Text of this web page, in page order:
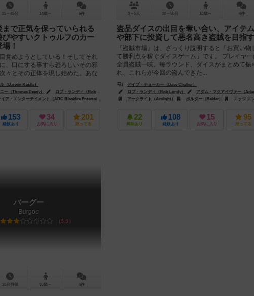
25～45分 14歳～ 6件
まで正気を保っていられる
びやすいクトゥルフのカー
！
覚めようとしている！そしてそれ
、口にする事すら恐ろしいその邪
々とその正体を現し始めた。あな
を保っていられるだろ...
（Darwin Kastle）
ー（Thomas Deeny）
ロブ・ランディ（Rob Lundy）
アダム・マクアイヴァー（Adam P. McIver）
・エンターテイメント（ADC Blackfire Entertainment）
アークライト（Arclight） アステリオン・プレス（Asterion
153
経験あり
34
お気に入り
201
持ってる
3～5人 30～50分 10歳～ 4件
盗品ダイスの出目を奪い合い、アイテム
や部下に投資して悪名高き盗賊を目指す
『盗賊市場』は、ざっくり説明すると「お買い物
て勝利点を稼ぐダイスゲーム」です。 プレイヤー
全員盗賊一味。毎ラウンド、ダイスがまとめて振
れ、これらが今回の盗んできた...
デイブ・チョーカー（Dave Chalker）
ロブ・ランディ（Rob Lundy）
アダム・マクアイヴァー（Adam P.
アークライト（Arclight）
ボルダー（Baldar） エッジ エンターテインメント（Edge
22
興味あり
108
経験あり
15
お気に入り
95
持ってる
バーグー
Burgoo
5.9
15分前後 10歳～ 4件